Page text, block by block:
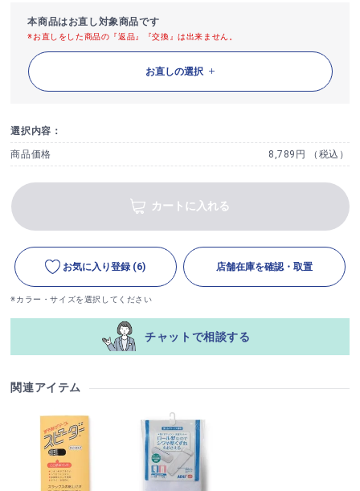
本商品はお直し対象商品です
※お直しをした商品の『返品』『交換』は出来ません。
お直しの選択
選択内容：
商品価格 8,789円 （税込）
カートに入れる
お気に入り登録 (6) 店舗在庫を確認・取置
※カラー・サイズを選択してください
チャットで相談する
関連アイテム